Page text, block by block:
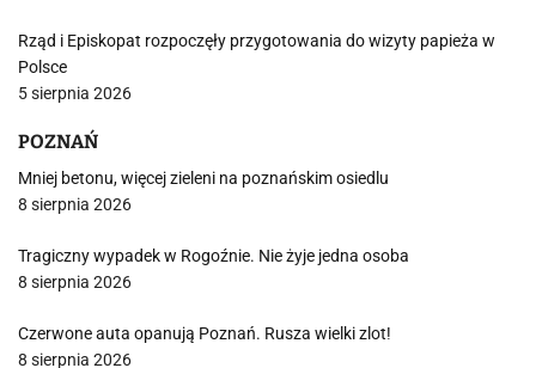
Rząd i Episkopat rozpoczęły przygotowania do wizyty papieża w
Polsce
5 sierpnia 2026
POZNAŃ
Mniej betonu, więcej zieleni na poznańskim osiedlu
8 sierpnia 2026
Tragiczny wypadek w Rogoźnie. Nie żyje jedna osoba
8 sierpnia 2026
Czerwone auta opanują Poznań. Rusza wielki zlot!
8 sierpnia 2026